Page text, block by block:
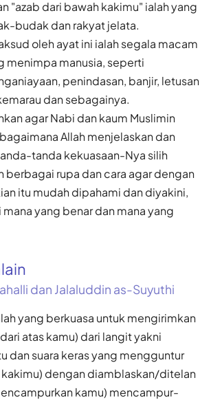
"azab dari bawah kakimu" ialah yang
budak dan rakyat jelata.
oleh ayat ini ialah segala macam
menimpa manusia, seperti
penindasan, banjir, letusan
dan sebagainya.
agar Nabi dan kaum Muslimin
Allah menjelaskan dan
tanda kekuasaan-Nya silih
berbagai rupa dan cara agar dengan
itu mudah dipahami dan diyakini,
yang benar dan mana yang
dan Jalaluddin as-Suyuthi
yang berkuasa untuk mengirimkan
atas kamu) dari langit yakni
dan suara keras yang mengguntur
kakimu) dengan diamblaskan/ditelan
kamu) mencampur-